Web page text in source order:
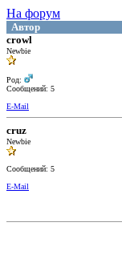
На форум
Автор
crowl
Newbie
Род:
Сообщений: 5
E-Mail
cruz
Newbie
Сообщений: 5
E-Mail